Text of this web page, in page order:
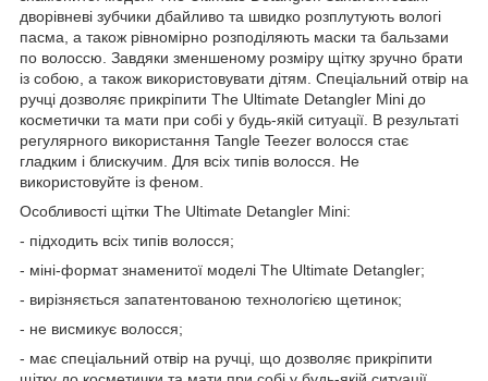
дворівневі зубчики дбайливо та швидко розплутують вологі
пасма, а також рівномірно розподіляють маски та бальзами
по волоссю. Завдяки зменшеному розміру щітку зручно брати
із собою, а також використовувати дітям. Спеціальний отвір на
ручці дозволяє прикріпити The Ultimate Detangler Mini до
косметички та мати при собі у будь-якій ситуації. В результаті
регулярного використання Tangle Teezer волосся стає
гладким і блискучим. Для всіх типів волосся. Не
використовуйте із феном.
Особливості щітки The Ultimate Detangler Mini:
- підходить всіх типів волосся;
- міні-формат знаменитої моделі The Ultimate Detangler;
- вирізняється запатентованою технологією щетинок;
- не висмикує волосся;
- має спеціальний отвір на ручці, що дозволяє прикріпити